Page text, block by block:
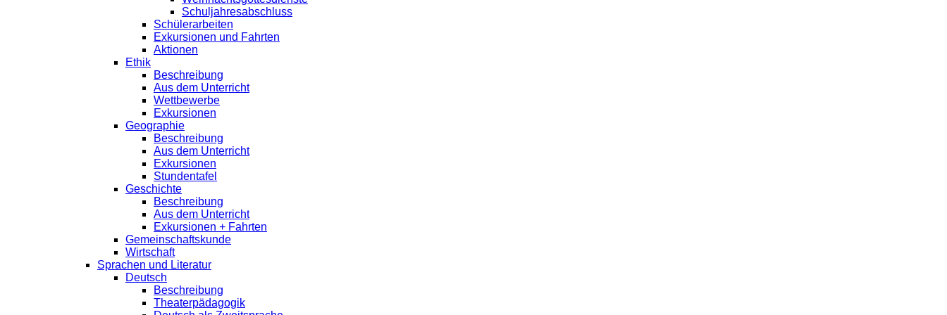
Schuljahresabschluss
Schülerarbeiten
Exkursionen und Fahrten
Aktionen
Ethik
Beschreibung
Aus dem Unterricht
Wettbewerbe
Exkursionen
Geographie
Beschreibung
Aus dem Unterricht
Exkursionen
Stundentafel
Geschichte
Beschreibung
Aus dem Unterricht
Exkursionen + Fahrten
Gemeinschaftskunde
Wirtschaft
Sprachen und Literatur
Deutsch
Beschreibung
Theaterpädagogik